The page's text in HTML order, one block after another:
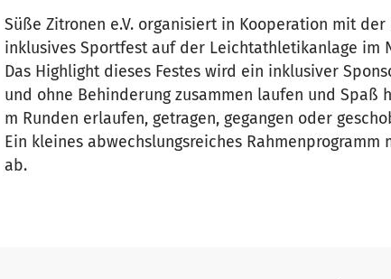
Süße Zitronen e.V. organisiert in Kooperation mit
inklusives Sportfest auf der Leichtathletikanlage im
Das Highlight dieses Festes wird ein inklusiver
und ohne Behinderung zusammen laufen und Spaß
m Runden erlaufen, getragen, gegangen oder
Ein kleines abwechslungsreiches
ab.